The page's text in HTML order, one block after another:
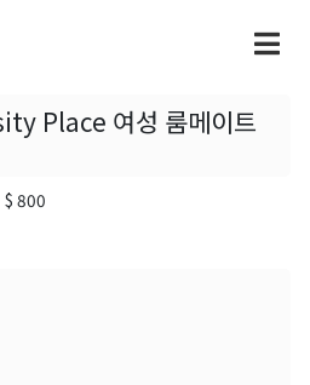
Place 여성 룸메이트
$ 800